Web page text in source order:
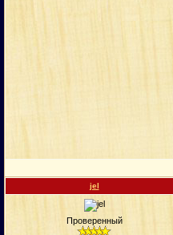
jel
Проверенный